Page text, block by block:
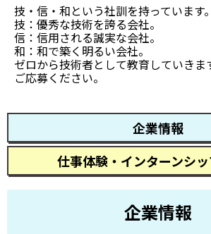
技・信・和という社訓を持っています。
技：優秀な技術を誇る会社。
信：信用される誠実な会社。
和：和で築く明るい会社。
ゼロから技術者として教育していきま
ご応募ください。
企業情報
仕事体験・インターンシ
企業情報